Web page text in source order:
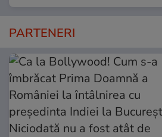
PARTENERI